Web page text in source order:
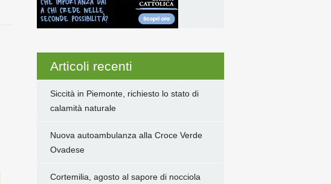
Articoli recenti
Siccità in Piemonte, richiesto lo stato di
calamità naturale
Nuova autoambulanza alla Croce Verde
Ovadese
Cortemilia, agosto al sapore di nocciola